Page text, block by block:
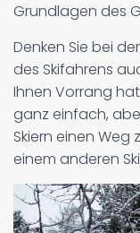
Grundlagen des
Denken Sie bei
des Skifahrens
Ihnen Vorrang
ganz einfach,
Skiern einen Weg
einem anderen